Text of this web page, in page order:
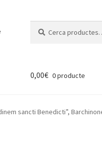
0,00€ 0 producte
sancti Benedicti”,